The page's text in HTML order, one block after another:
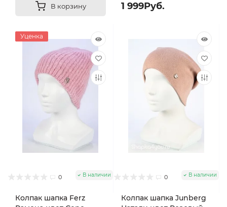
В корзину 1 999Руб.
Уценка
0 В наличии
Колпак шапка Ferz
0 В наличии
Колпак шапка Junberg